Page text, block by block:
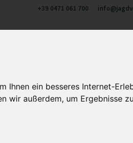
ein besseres Internet-
wir außerdem, um Ergebnisse
+39 0471 061 700